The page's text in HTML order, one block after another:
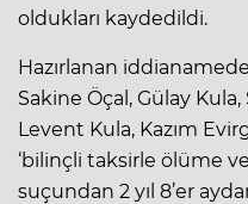
oldukları kaydedildi.
Hazırlanan
Sakine Öçal, Gülay
Levent Kula, Kazım
‘bilinçli taksirle ölüme
suçundan 2 yıl 8’er